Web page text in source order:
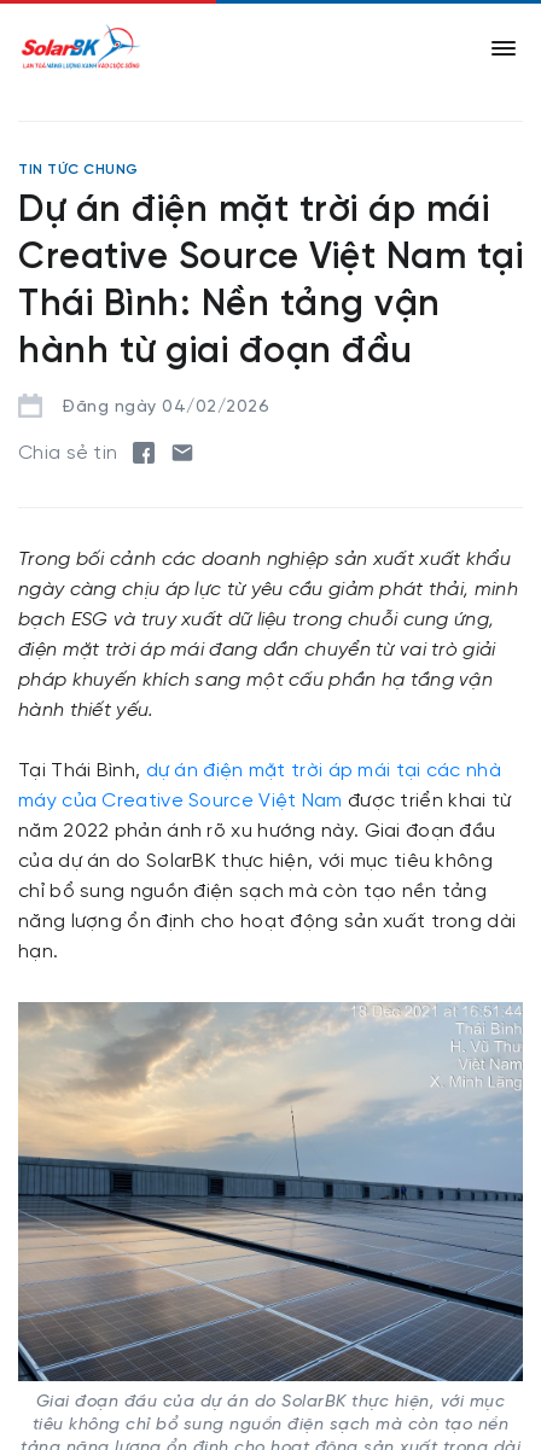
TIN TỨC CHUNG
Dự án điện mặt trời áp mái
Creative Source Việt Nam tại
Thái Bình: Nền tảng vận
hành từ giai đoạn đầu
Đăng ngày 04/02/2026
Chia sẻ tin
Trong bối cảnh các doanh nghiệp sản xuất xuất khẩu
ngày càng chịu áp lực từ yêu cầu giảm phát thải, minh
bạch ESG và truy xuất dữ liệu trong chuỗi cung ứng,
điện mặt trời áp mái đang dần chuyển từ vai trò giải
pháp khuyến khích sang một cấu phần hạ tầng vận
hành thiết yếu.
Tại Thái Bình, dự án điện mặt trời áp mái tại các nhà
máy của Creative Source Việt Nam được triển khai từ
năm 2022 phản ánh rõ xu hướng này. Giai đoạn đầu
của dự án do SolarBK thực hiện, với mục tiêu không
chỉ bổ sung nguồn điện sạch mà còn tạo nền tảng
năng lượng ổn định cho hoạt động sản xuất trong dài
hạn.
Giai đoạn đầu của dự án do SolarBK thực hiện, với mục
tiêu không chỉ bổ sung nguồn điện sạch mà còn tạo nền